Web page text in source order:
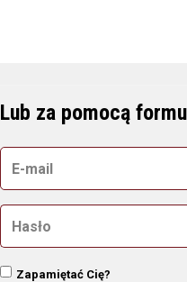
Lub za pomocą
Zapamiętać Cię?